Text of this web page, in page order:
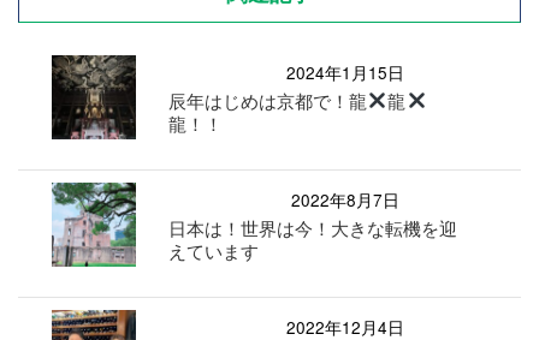
2024年1月15日
辰年はじめは京都で！龍
龍
龍！！
2022年8月7日
日本は！世界は今！大きな転機を迎
えています
2022年12月4日